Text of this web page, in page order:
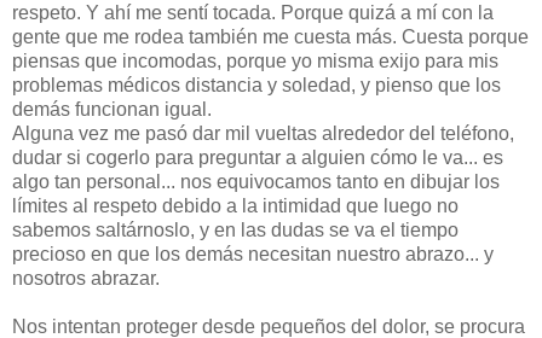
respeto. Y ahí me sentí tocada. Porque quizá a mí con la
gente que me rodea también me cuesta más. Cuesta porque
piensas que incomodas, porque yo misma exijo para mis
problemas médicos distancia y soledad, y pienso que los
demás funcionan igual.
Alguna vez me pasó dar mil vueltas alrededor del teléfono,
dudar si cogerlo para preguntar a alguien cómo le va... es
algo tan personal... nos equivocamos tanto en dibujar los
límites al respeto debido a la intimidad que luego no
sabemos saltárnoslo, y en las dudas se va el tiempo
precioso en que los demás necesitan nuestro abrazo... y
nosotros abrazar.
Nos intentan proteger desde pequeños del dolor, se procura